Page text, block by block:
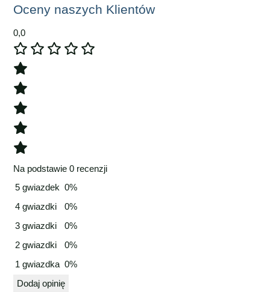
Oceny naszych Klientów
0,0
Na podstawie 0 recenzji
5 gwiazdek 0%
4 gwiazdki
0%
3 gwiazdki
0%
2 gwiazdki
0%
1 gwiazdka 0%
Dodaj opinię